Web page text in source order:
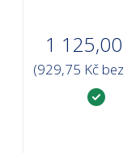
1
(929,75 Kč